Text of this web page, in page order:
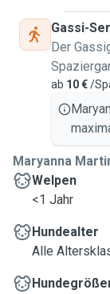
Gassi-
Der
ab 10 €/
Maryanna
Welpen
<1 Jahr
Hundealter
Alle